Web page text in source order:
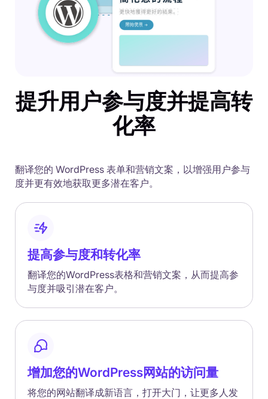
提升用户参与度并提高转
化率
翻译您的 WordPress 表单和营销文案，以增强用户参与
度并更有效地获取更多潜在客户。
提高参与度和转化率
翻译您的WordPress表格和营销文案，从而提高参
与度并吸引潜在客户。
增加您的WordPress网站的访问量
将您的网站翻译成新语言，打开大门，让更多人发